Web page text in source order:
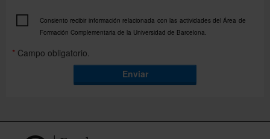
Consiento recibir información relacionada con las actividades del Área de
Formación Complementaria de la Universidad de Barcelona.
* Campo obligatorio.
Enviar